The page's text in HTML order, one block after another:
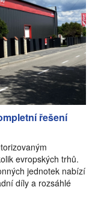
řešení
evropských trhů.
jednotek nabízí
díly a rozsáhlé